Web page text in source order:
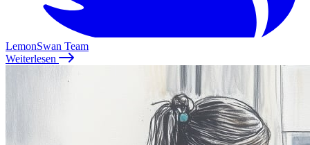
LemonSwan Team
Weiterlesen